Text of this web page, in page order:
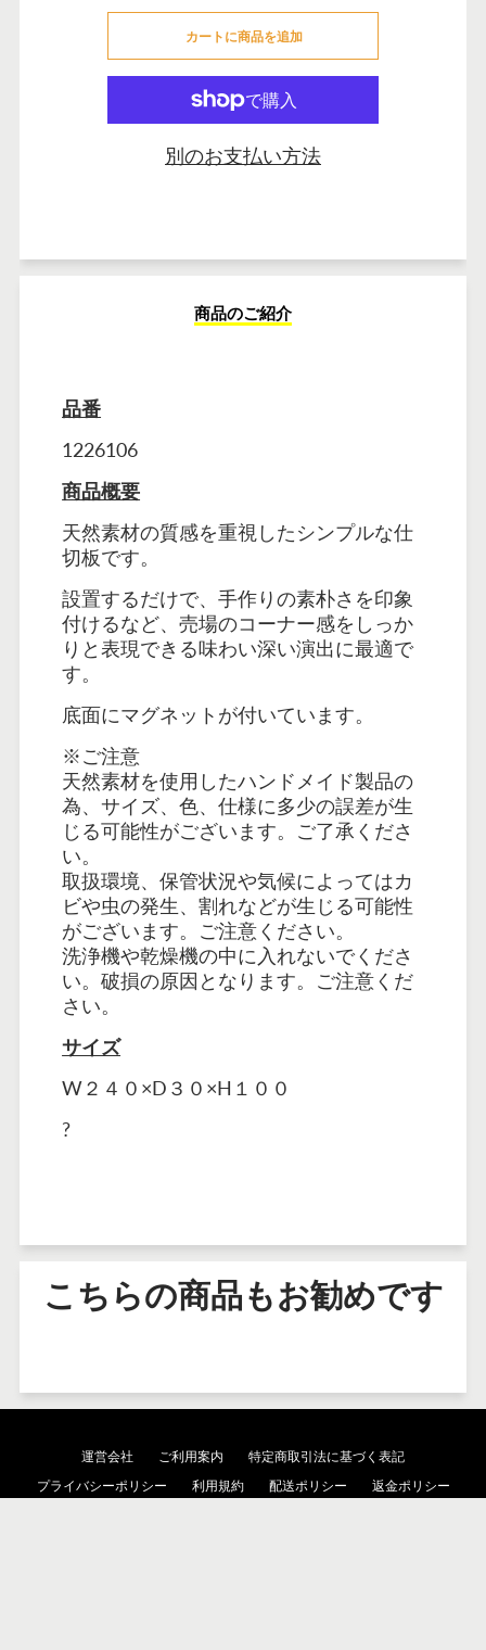
格
カートに商品を追加
別のお支払い方法
商品のご紹介
品番
1226106
商品概要
天然素材の質感を重視したシンプルな仕
切板です。
設置するだけで、手作りの素朴さを印象
付けるなど、売場のコーナー感をしっか
りと表現できる味わい深い演出に最適で
す。
底面にマグネットが付いています。
※ご注意
天然素材を使用したハンドメイド製品の
為、サイズ、色、仕様に多少の誤差が生
じる可能性がございます。ご了承くださ
い。
取扱環境、保管状況や気候によってはカ
ビや虫の発生、割れなどが生じる可能性
がございます。 ご注意ください。
洗浄機や乾燥機の中に入れないでくださ
い。破損の原因となります。ご注意くだ
さい。
サイズ
W２４０×D３０×H１００
?
こちらの商品もお勧めです
運営会社 ご利用案内
特定商取引法に基づく表記
プライバシーポリシー
利用規約 配送ポリシー
返金ポリシー